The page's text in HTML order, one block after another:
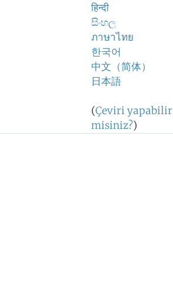
हिन्दी
සිංහල
ภาษาไทย
한국어
中文（简体）
日本語
(Çeviri yapabilir
misiniz?)